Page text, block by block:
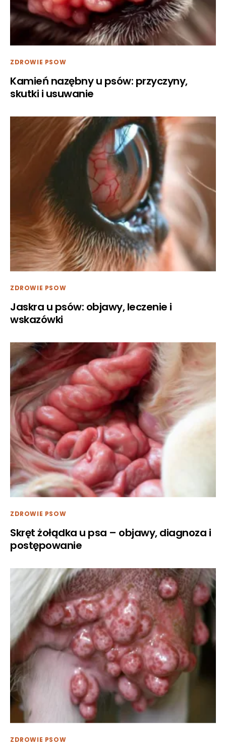
ZDROWIE PSOW
Kamień nazębny u psów: przyczyny,
skutki i usuwanie
ZDROWIE PSOW
Jaskra u psów: objawy, leczenie i
wskazówki
ZDROWIE PSOW
Skręt żołądka u psa – objawy, diagnoza i
postępowanie
ZDROWIE PSOW